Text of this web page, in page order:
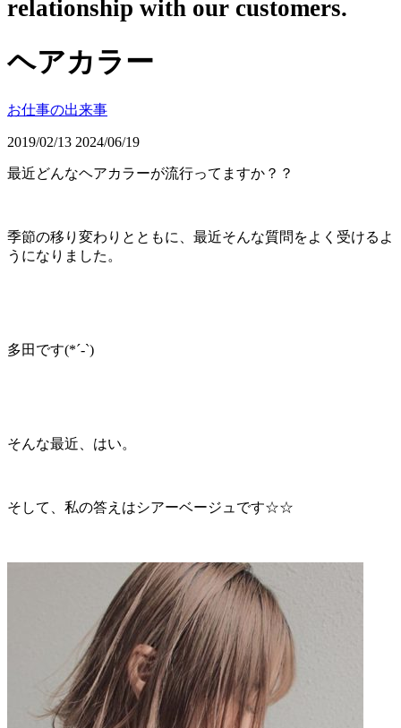
relationship with our customers.
ヘアカラー
お仕事の出来事
2019/02/13 2024/06/19
最近どんなヘアカラーが流行ってますか？？
季節の移り変わりとともに、最近そんな質問をよく受けるよ
うになりました。
多田です(*´-`)
そんな最近、はい。
そして、私の答えはシアーベージュです☆☆